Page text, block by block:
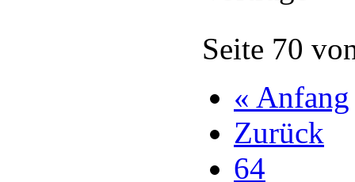
Seite 70
« Anfang
Zurück
64